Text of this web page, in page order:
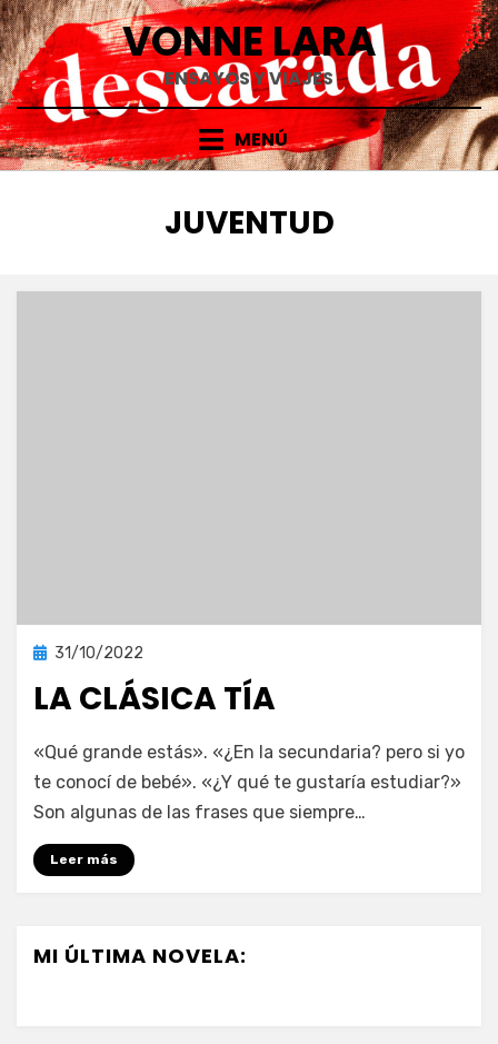
Saltar
al
contenido
VONNE LARA
ENSAYOS Y VIAJES
MENÚ
ETIQUETA
:
JUVENTUD
Publicada
31/10/2022
LA CLÁSICA TÍA
por vonnelara
Deja un comentario
clásica
tía
«Qué grande estás». «¿En la secundaria? pero si yo
te conocí de bebé». «¿Y qué te gustaría estudiar?»
Son algunas de las frases que siempre…
Leer más
MI ÚLTIMA NOVELA: